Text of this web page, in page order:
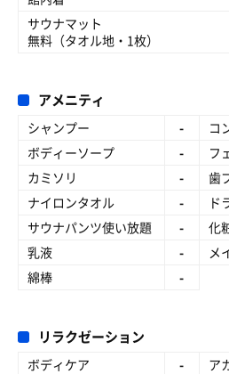
サウナマット
無料（タオル地・1枚）
アメニティ
シャンプー - コ
ボディーソープ
- フ
カミソリ
- 歯
ナイロンタオル
- ド
サウナパンツ使い放題
- 化
乳液
- メ
綿棒
-
リラクゼーション
ボディケア - ア